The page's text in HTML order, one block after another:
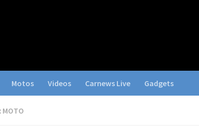
Motos Videos Carnews Live Gadgets
MOTO